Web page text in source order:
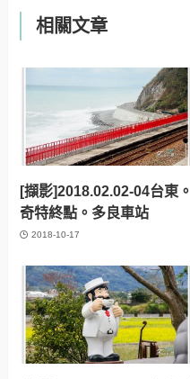
相關文章
[擷影]2018.02.02-04台東。
奇特終點。多良車站
2018-10-17